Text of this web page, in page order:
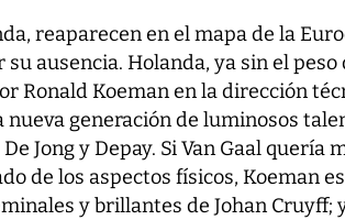
reaparecen en el mapa de la
ausencia. Holanda, ya sin el peso
Ronald Koeman en la dirección
generación de luminosos
Jong y Depay. Si Van Gaal quería
de los aspectos físicos, Koeman
y brillantes de Johan Cruyff;